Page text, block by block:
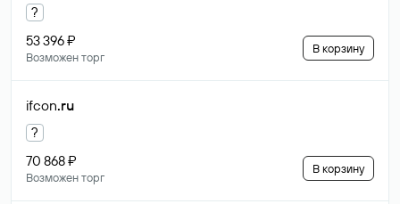
?
53 396 ₽
Возможен торг
В корзину
ifcon.ru
?
70 868 ₽
Возможен торг
В корзину